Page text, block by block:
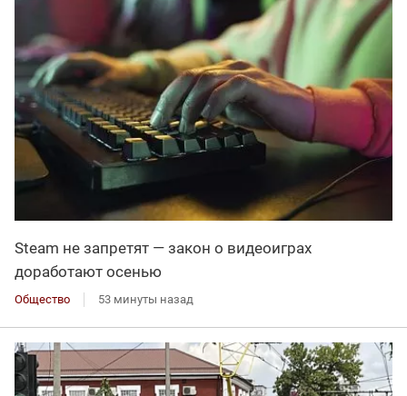
Steam не запретят — закон о видеоиграх
доработают осенью
Общество 53 минуты назад